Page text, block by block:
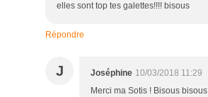
elles sont top tes galettes!!!! bisous
Répondre
J Joséphine 10/03/2018 11:29
Merci ma Sotis ! Bisous bisous